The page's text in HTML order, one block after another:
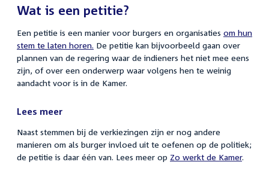
Wat is een petitie?
Een petitie is een manier voor burgers en organisaties om hun
stem te laten horen. De petitie kan bijvoorbeeld gaan over
plannen van de regering waar de indieners het niet mee eens
zijn, of over een onderwerp waar volgens hen te weinig
aandacht voor is in de Kamer.
Lees meer
Naast stemmen bij de verkiezingen zijn er nog andere
manieren om als burger invloed uit te oefenen op de politiek;
de petitie is daar één van. Lees meer op Zo werkt de Kamer.